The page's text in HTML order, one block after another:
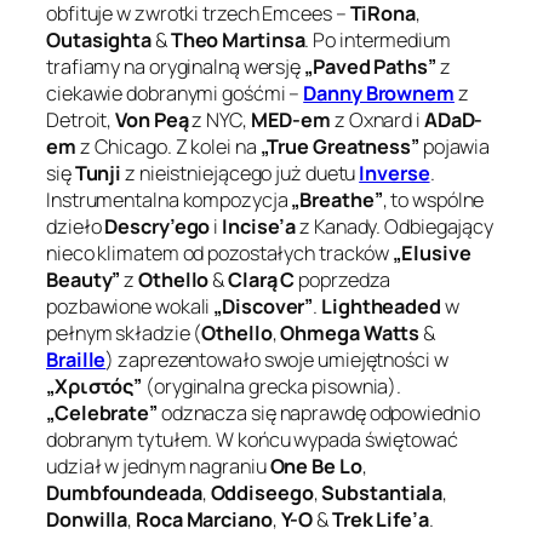
obfituje w zwrotki trzech Emcees –TiRona,
Outasighta&Theo Martinsa. Po intermedium
trafiamy na oryginalną wersję„Paved Paths”z
ciekawie dobranymi gośćmi – Danny Brownemz
Detroit,Von Peąz NYC, MED-emz Oxnard iADaD-
emz Chicago. Z kolei na „True Greatness” pojawia
sięTunjiz nieistniejącego już duetuInverse.
Instrumentalna kompozycja„Breathe”, to wspólne
dziełoDescry’egoi Incise’az Kanady. Odbiegający
nieco klimatem od pozostałych tracków„Elusive
Beauty”zOthello&Clarą Cpoprzedza
pozbawione wokali „Discover”. Lightheadedw
pełnym składzie (Othello,Ohmega Watts&
Braille) zaprezentowało swoje umiejętności w
„Χριστός” (oryginalna grecka pisownia).
„Celebrate”odznacza się naprawdę odpowiednio
dobranym tytułem. W końcu wypada świętować
udział w jednym nagraniuOne Be Lo,
Dumbfoundeada,Oddiseego,Substantiala,
Donwilla, Roca Marciano,Y-O&Trek Life’a.